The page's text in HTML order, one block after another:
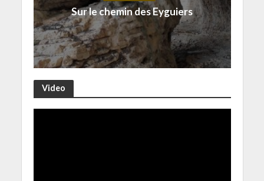
Sur le chemin des Eyguiers
Video